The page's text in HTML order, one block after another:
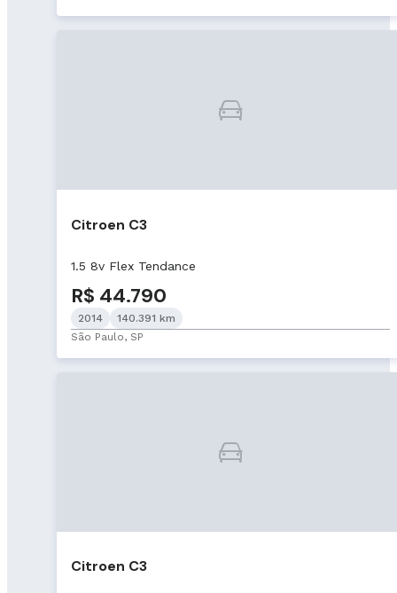
Citroen C3
1.5 8v Flex Tendance
R$ 44.790
2014
140.391 km
São Paulo, SP
Citroen C3